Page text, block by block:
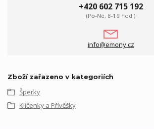
+420 602 715 192
(Po-Ne, 8-19 hod.)
info@emony.cz
Zboží zařazeno v kategoriích
Šperky
Klíčenky a Přívěšky